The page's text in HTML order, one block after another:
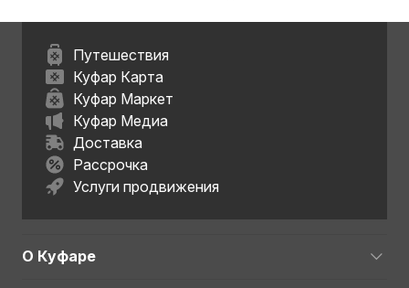
Путешествия
Куфар Карта
Куфар Маркет
Куфар Медиа
Доставка
Рассрочка
Услуги продвижения
О Куфаре